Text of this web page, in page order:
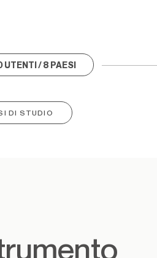
/ 8 PAESI
DI STUDIO